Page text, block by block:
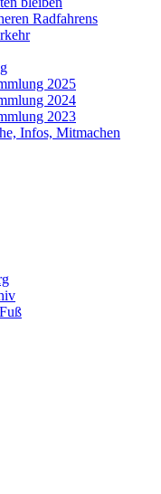
Radfahrens
2025
2024
2023
Infos, Mitmachen